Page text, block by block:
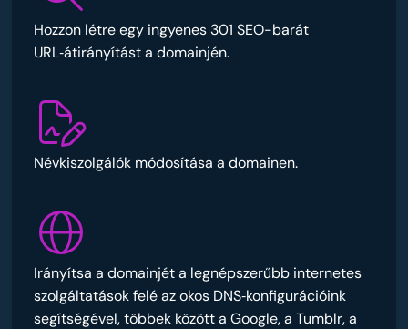
Hozzon létre egy ingyenes 301 SEO-barát
URL‑átirányítást a domainjén.
Névkiszolgálók módosítása a domainen.
Irányítsa a domainjét a legnépszerűbb internetes
szolgáltatások felé az okos DNS‑konfigurációink
segítségével, többek között a Google, a Tumblr, a